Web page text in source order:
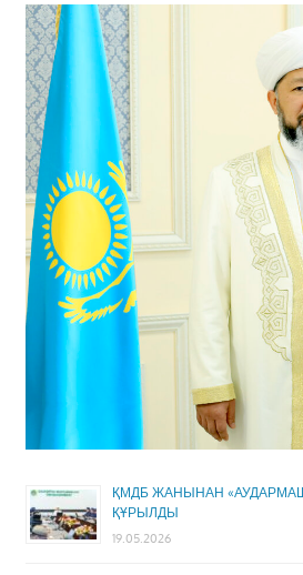
ҚМДБ ЖАНЫНАН
ҚҰРЫЛДЫ
19.05.2026